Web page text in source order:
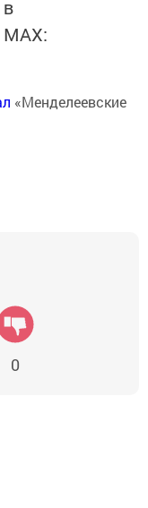
MАХ:
«Менделеевские
0